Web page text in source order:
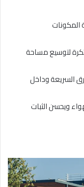
المكونات
لتوسيع مساحة
السريعة وداخل
ويحسن الثبات